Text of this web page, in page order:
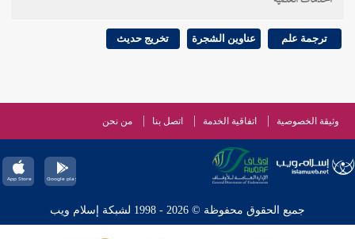
ترجمة علم عناوين الشجرة تخريج حديث
وثيقة الخصوصية اتفاقية الخدمة اتصل بنا من نحن
جميع الحقوق محفوظة © 2026 - 1998 لشبكة إسلام ويب